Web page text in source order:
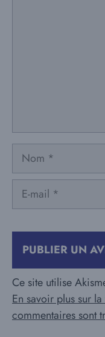
Nom
Ce site utilise
En savoir plus sur
commentaires sont